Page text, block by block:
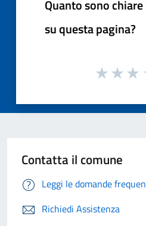
Quanto sono
su questa pagina?
Contatta il comune
Leggi le domande
Richiedi Assistenza